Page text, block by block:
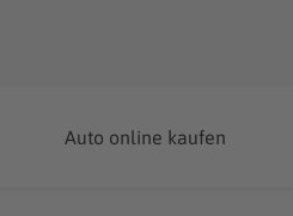
Auto online kaufen